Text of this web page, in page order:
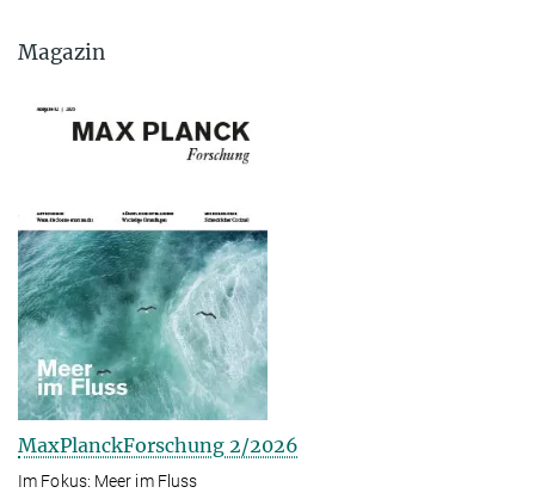
Magazin
MaxPlanckForschung 2/2026
Im Fokus: Meer im Fluss